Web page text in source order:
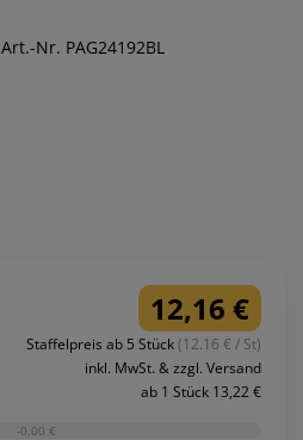
Art.-Nr. PAG24192BL
12,16 €
Staffelpreis ab 5 Stück(12.16 € / St)
inkl. MwSt. & zzgl. Versand
ab 1 Stück 13,22 €
-0,00 €